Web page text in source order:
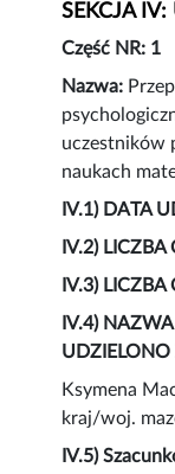
SEKCJA
Część NR: 1
Nazwa:
uczestników
naukach
IV.1) DATA
IV.2)
IV.3)
IV.4)
Ksymena
kraj/woj.
IV.5)